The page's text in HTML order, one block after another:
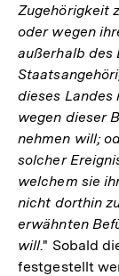
Zugehörigkeit
oder wegen
außerhalb des
dieses Landes
wegen dieser
nehmen will;
solcher
welchem sie
nicht dorthin
erwähnten
will." Sobald
festgestellt